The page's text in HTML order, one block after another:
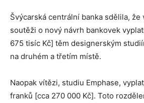
Švýcarská centrální banka sdělila, že
soutěži o nový návrh bankovek
675 tisíc Kč] těm designerským
na druhém a třetím místě.
Naopak vítězi, studiu Emphase,
franků [cca 270 000 Kč]. Toto